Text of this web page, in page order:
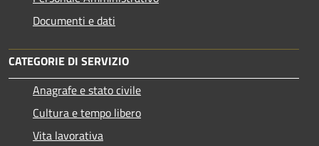
Documenti e dati
CATEGORIE DI SERVIZIO
Anagrafe e stato civile
Cultura e tempo libero
Vita lavorativa